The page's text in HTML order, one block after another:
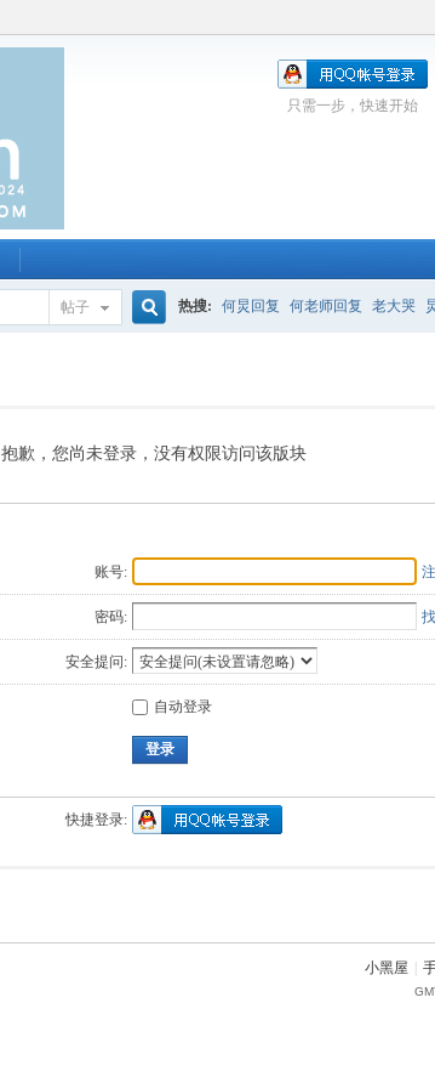
只需一步，快速开始
帖子
索
热搜: 何炅回复 何老师回复 老大哭
抱歉，您尚未登录，没有权限访问该版块
账号:
密码:
安全提问:
自动登录
登录
快捷登录:
小黑屋